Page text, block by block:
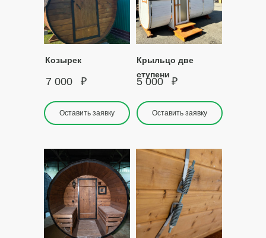
Оставить заявку
Оставить заявку
Козырек
Крыльцо две
ступени
7 000 ₽ 5 000 ₽